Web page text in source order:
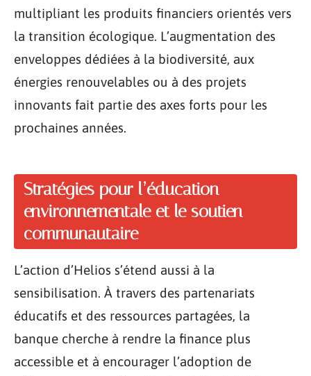
multipliant les produits financiers orientés vers
la transition écologique. L’augmentation des
enveloppes dédiées à la biodiversité, aux
énergies renouvelables ou à des projets
innovants fait partie des axes forts pour les
prochaines années.
Stratégies pour l’éducation
environnementale et le soutien
communautaire
L’action d’Helios s’étend aussi à la
sensibilisation. À travers des partenariats
éducatifs et des ressources partagées, la
banque cherche à rendre la finance plus
accessible et à encourager l’adoption de